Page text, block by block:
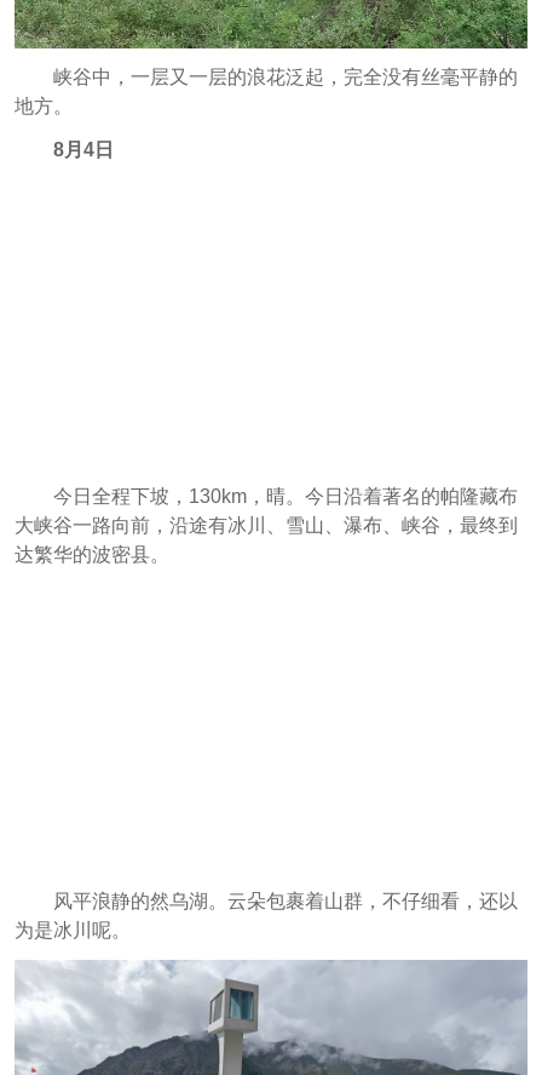
峡谷中，一层又一层的浪花泛起，完全没有丝毫平静的
地方。
8月4日
今日全程下坡，130km，晴。今日沿着著名的帕隆藏布
大峡谷一路向前，沿途有冰川、雪山、瀑布、峡谷，最终到
达繁华的波密县。
风平浪静的然乌湖。云朵包裹着山群，不仔细看，还以
为是冰川呢。